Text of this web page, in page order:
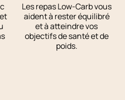
Les repas Low-Carb vous
aident à rester équilibré
et à atteindre vos
objectifs de santé et de
poids.